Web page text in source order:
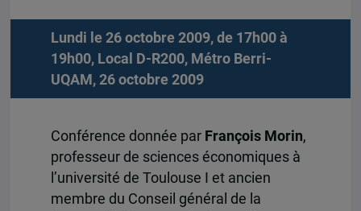
Lundi le 26 octobre 2009, de 17h00 à
19h00, Local D-R200, Métro Berri-
UQAM, 26 octobre 2009
Conférence donnée par François Morin,
professeur de sciences économiques à
l’université de Toulouse I et ancien
membre du Conseil général de la